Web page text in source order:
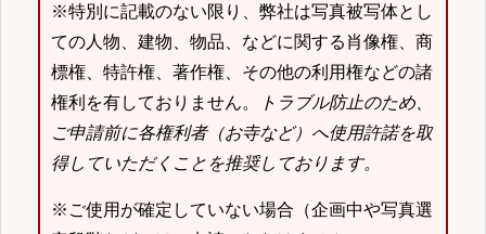
※特別に記載のない限り、弊社は写真被写体とし
ての人物、建物、物品、などに関する肖像権、商
標権、特許権、著作権、その他の利用権などの諸
権利を有しておりません。
トラブル防止のため、
ご申請前に各権利者（お寺など）へ使用許諾を取
得していただくことを推奨しております。
※ご使用が確定していない場合（企画中や写真選